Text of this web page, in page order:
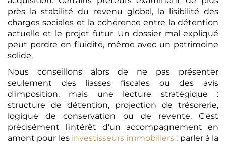
près la stabilité du revenu global, la lisibilité des
charges sociales et la cohérence entre la détention
actuelle et le projet futur. Un dossier mal expliqué
peut perdre en fluidité, même avec un patrimoine
solide.
Nous conseillons alors de ne pas présenter
seulement des liasses fiscales ou des avis
d'imposition, mais une lecture stratégique :
structure de détention, projection de trésorerie,
logique de conservation ou de revente. C'est
précisément l'intérêt d'un accompagnement en
amont pour les investisseurs immobiliers : parler à la